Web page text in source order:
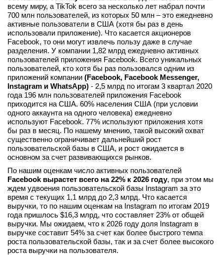
всему миру, а TikTok всего за несколько лет набрал почти
700 млн пользователей, из которых 50 млн – это ежедневно
активные пользователи в США (хотя бы раз в день
использовали приложение). Что касается акционеров
Facebook, то они могут извлечь пользу даже в случае
разделения. У компании 1,82 млрд ежедневно активных
пользователей приложения Facebook. Всего уникальных
пользователей, кто хотя бы раз пользовался одним из
приложений компании (Facebook, Facebook Messenger,
Instagram и WhatsApp) - 2,5 млрд по итогам 3 квартал 2020
года 196 млн пользователей приложения Facebook
приходится на США. 60% населения США (при условии
одного аккаунта на одного человека) ежедневно
используют Facebook. 77% используют приложения хотя
бы раз в месяц. По нашему мнению, такой высокий охват
существенно ограничивает дальнейший рост
пользовательской базы в США, и рост ожидается в
основном за счет развивающихся рынков.
По нашим оценкам число активных пользователей
Facebook вырастет всего на 22% к 2026 году, при этом мы
ждем удвоения пользовательской базы Instagram за это
время с текущих 1,1 млрд до 2,3 млрд. Что касается
выручки, то по нашим оценкам на Instagram по итогам 2019
года пришлось $16,3 млрд, что составляет 23% от общей
выручки. Мы ожидаем, что к 2026 году доля Instagram в
выручке составит 54% за счет как более быстрого темпа
роста пользовательской базы, так и за счет более высокого
роста выручки на пользователя.